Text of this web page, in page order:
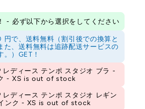
- 必ず以下から選択をしてください
円で、送料無料（割引後での換算と
た、送料無料は追跡配送サービスの
。）GET！
ディース テンポ スタジオ ブラ -
- XS is out of stock
ディース テンポ スタジオ レギン
ンク - XS is out of stock